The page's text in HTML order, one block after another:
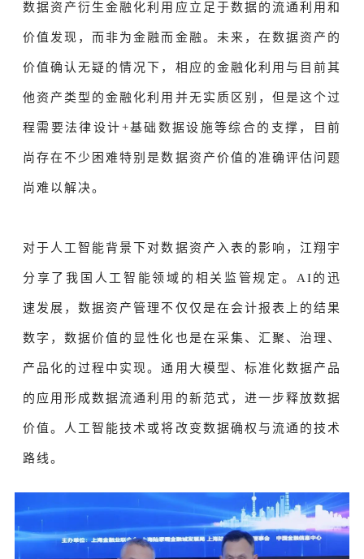
数据资产衍生金融化利用应立足于数据的流通利用和
价值发现，而非为金融而金融。未来，在数据资产的
价值确认无疑的情况下，相应的金融化利用与目前其
他资产类型的金融化利用并无实质区别，但是这个过
程需要法律设计+基础数据设施等综合的支撑，目前
尚存在不少困难特别是数据资产价值的准确评估问题
尚难以解决。
对于人工智能背景下对数据资产入表的影响，江翔宇
分享了我国人工智能领域的相关监管规定。AI的迅
速发展，数据资产管理不仅仅是在会计报表上的结果
数字，数据价值的显性化也是在采集、汇聚、治理、
产品化的过程中实现。通用大模型、标准化数据产品
的应用形成数据流通利用的新范式，进一步释放数据
价值。人工智能技术或将改变数据确权与流通的技术
路线。